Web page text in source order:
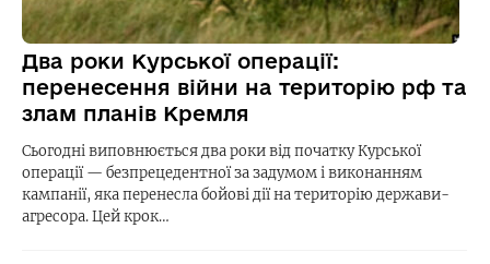
Два роки Курської операції:
перенесення війни на територію рф та
злам планів Кремля
Сьогодні виповнюється два роки від початку Курської
операції — безпрецедентної за задумом і виконанням
кампанії, яка перенесла бойові дії на територію держави-
агресора. Цей крок…